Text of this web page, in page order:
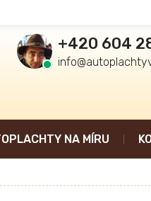
+420 604
NA MÍRU